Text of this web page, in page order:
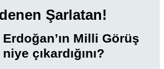
Şarlatan!
Milli Görüş
çıkardığını?